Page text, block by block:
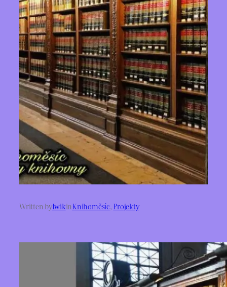
Written byIwikinKnihoměsíc, Projekty